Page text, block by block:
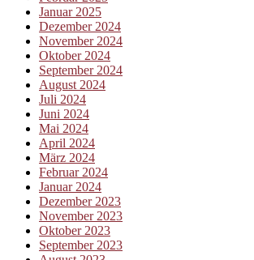
Januar 2025
Dezember 2024
November 2024
Oktober 2024
September 2024
August 2024
Juli 2024
Juni 2024
Mai 2024
April 2024
März 2024
Februar 2024
Januar 2024
Dezember 2023
November 2023
Oktober 2023
September 2023